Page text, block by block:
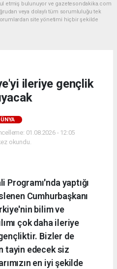
etmiş bulunuyor ve gazetesondakika.com
veya dolaylı tüm sorumluluğu tek
site yönetimi hiçbir şekilde
ileriye gençlik
01.08.2026 - 12:05
okundu.
Programı'nda yaptığı
Cumhurbaşkanı
bilim ve
çok daha ileriye
Bizler de
tayin edecek siz
en iyi şekilde